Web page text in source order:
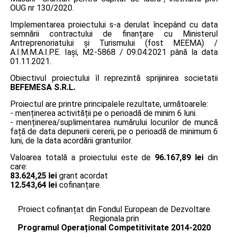
OUG nr 130/2020.
Implementarea proiectului s-a derulat începând cu data
semnării contractului de finanțare cu Ministerul
Antreprenoriatului și Turismului (fost MEEMA) /
A.I.M.M.A.I.P.E. Iaşi, M2-5868 / 09.04.2021 până la data
01.11.2021.
Obiectivul proiectului îl reprezintă sprijinirea societatii
BEFEMESA S.R.L.
Proiectul are printre principalele rezultate, următoarele:
- menținerea activității pe o perioadă de minim 6 luni.
- menținerea/suplimentarea numărului locurilor de muncă
față de data depunerii cererii, pe o perioadă de minimum 6
luni, de la data acordării granturilor.
Valoarea totală a proiectului este de 96.167,89 lei din
care:
83.624,25 lei grant acordat
12.543,64 lei cofinanțare.
Proiect cofinanțat din Fondul European de Dezvoltare
Regionala prin
Programul Operațional Competitivitate 2014-2020